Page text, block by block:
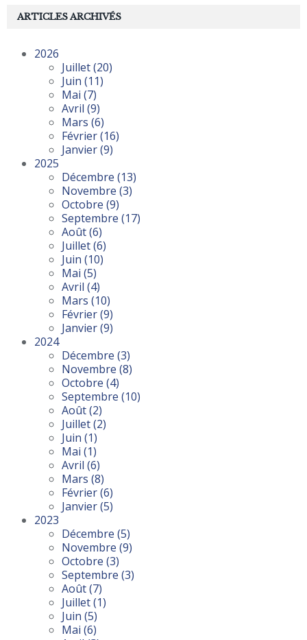
ARTICLES ARCHIVÉS
2026
Juillet(20)
Juin (11)
Mai (7)
Avril (9)
Mars (6)
Février(16)
Janvier(9)
2025
Décembre (13)
Novembre (3)
Octobre (9)
Septembre (17)
Août(6)
Juillet(6)
Juin (10)
Mai (5)
Avril (4)
Mars (10)
Février(9)
Janvier(9)
2024
Décembre (3)
Novembre (8)
Octobre (4)
Septembre (10)
Août(2)
Juillet(2)
Juin (1)
Mai (1)
Avril (6)
Mars (8)
Février(6)
Janvier(5)
2023
Décembre (5)
Novembre (9)
Octobre (3)
Septembre (3)
Août(7)
Juillet(1)
Juin (5)
Mai (6)